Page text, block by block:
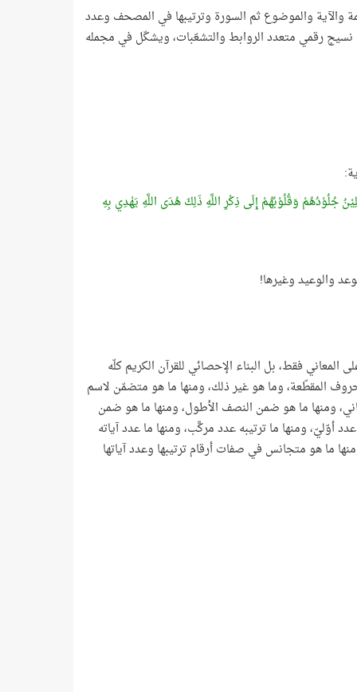
والآية والموضوع ثم السورة وترتيبها في المصحف وعدد
نسيج رقمي متعدد الروابط والتشعّبات، ويشكّل في مجمله
جُلُوْدُهُمْ وَقُلُوْبُهُمْ إِلَى ذِكْرِ اللَّهِ ذَلِكَ هُدَى اللَّهِ يَهْدِي بِهِ
والوعيد وغيرها!
فقط، بل البناء الإحصائي للقرآن الكريم كلّه
المقطّعة، وما هو غير ذلك، ومنها ما هو متضمّن لاسم
ومنها ما هو ضمن النصف الأطول، ومنها ما هو ضمن
أوّليّ، ومنها ما ترتيبه عدد مركَّب، ومنها ما عدد آياته
ما هو متجانس في صفات أرقام ترتيبها وعدد آياتها